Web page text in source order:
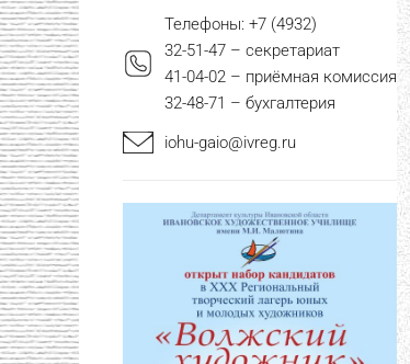
Телефоны: +7 (4932)
32-51-47 – секретариат
41-04-02 – приёмная комиссия
32-48-71 – бухгалтерия
iohu-gaio@ivreg.ru